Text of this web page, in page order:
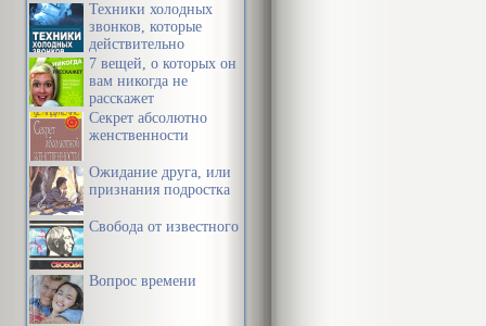
Техники холодных
звонков, которые
действительно
работают
7 вещей, о которых он
вам никогда не
расскажет
Секрет абсолютно
женственности
Ожидание друга, или
признания подростка
Свобода от известного
Вопрос времени